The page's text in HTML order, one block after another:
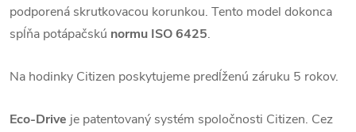
podporená skrutkovacou korunkou. Tento model dokonca
spĺňa potápačskú normu ISO 6425.
Na hodinky Citizen poskytujeme predĺženú záruku 5 rokov.
Eco-Drive je patentovaný systém spoločnosti Citizen. Cez